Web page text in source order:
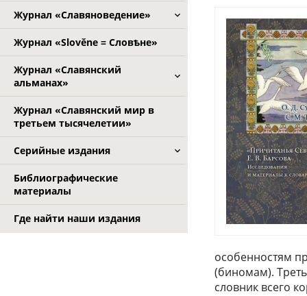
Журнал «Славяноведение»
Журнал «Slověne = Словѣне»
Журнал «Славянский
альманах»
Журнал «Славянский мир в
третьем тысячелетии»
Серийные издания
Библиографические
материалы
Где найти наши издания
особенностям
(биномам).
словник всего